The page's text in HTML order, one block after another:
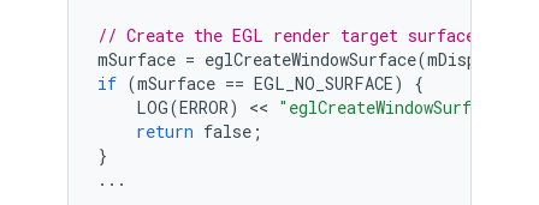
// Create the EGL render target surface
mSurface = eglCreateWindowSurface(mDisplay
if (mSurface == EGL_NO_SURFACE)
{
LOG(ERROR) << "eglCreateWindowSurface
return false ;
}
...